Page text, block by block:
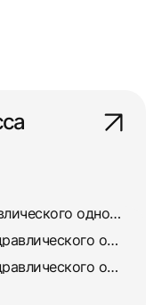
Диагностика и ремонт гидравлического одностоечного пресса П6330
Ремонт и восстановление гидравлического одностоечного пресса П6320
Ремонт и восстановление гидравлического одностоечного пресса П6320Б